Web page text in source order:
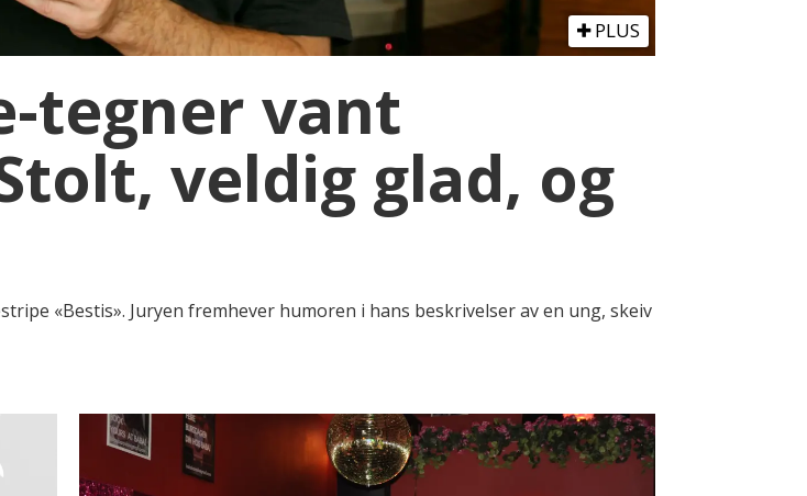
PLUS
tegner vant
veldig glad, og
«Bestis». Juryen fremhever humoren i hans beskrivelser av en ung, skeiv